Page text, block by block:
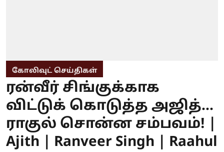
கோலிவுட் செய்திகள்
ரன்வீர் சிங்குக்காக
விட்டுக் கொடுத்த அஜித்...
ராகுல் சொன்ன சம்பவம்! |
Ajith | Ranveer Singh | Raahul